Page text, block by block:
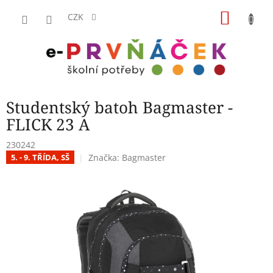
CZK
Studentský batoh Bagmaster -
FLICK 23 A
230242
5. - 9. TŘÍDA, SŠ Značka: Bagmaster